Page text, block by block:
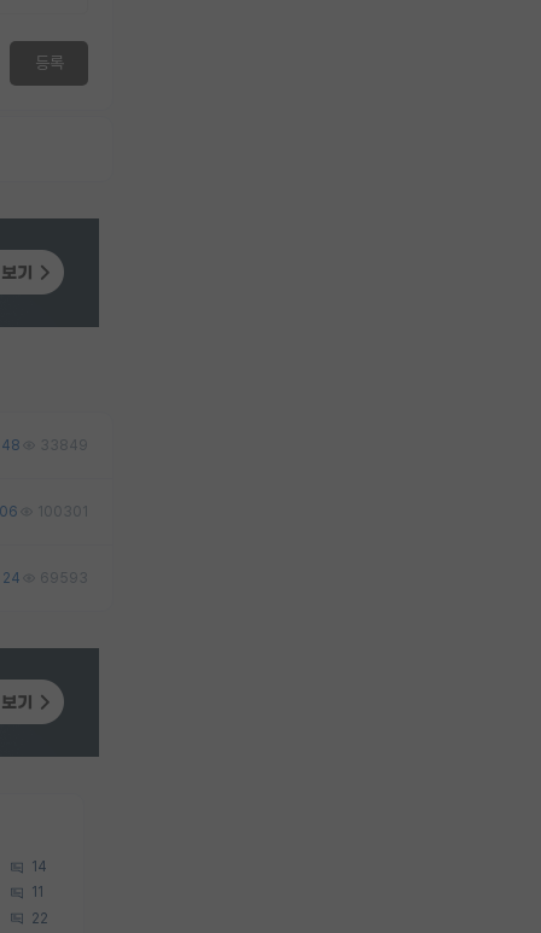
등록
48 33849
100301
24 69593
14
11
22